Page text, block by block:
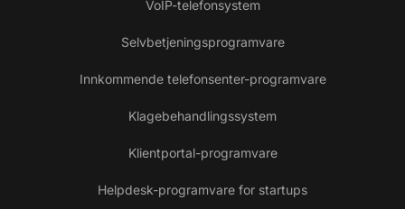
VoIP-telefonsystem
Selvbetjeningsprogramvare
Innkommende telefonsenter-programvare
Klagebehandlingssystem
Klientportal-programvare
Helpdesk-programvare for startups